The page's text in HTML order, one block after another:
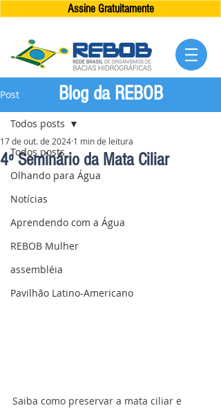
Assine Gratuitamente
Post
Todos posts
Olhando para Água
Notícias
Aprendendo com a Água
REBOB Mulher
assembléia
Pavilhão Latino-Americano
Todos posts
4º Seminário da Mata Ciliar
17 de out. de 2024 1 min de leitura
Saiba como preservar a mata ciliar e
Blog da REBOB